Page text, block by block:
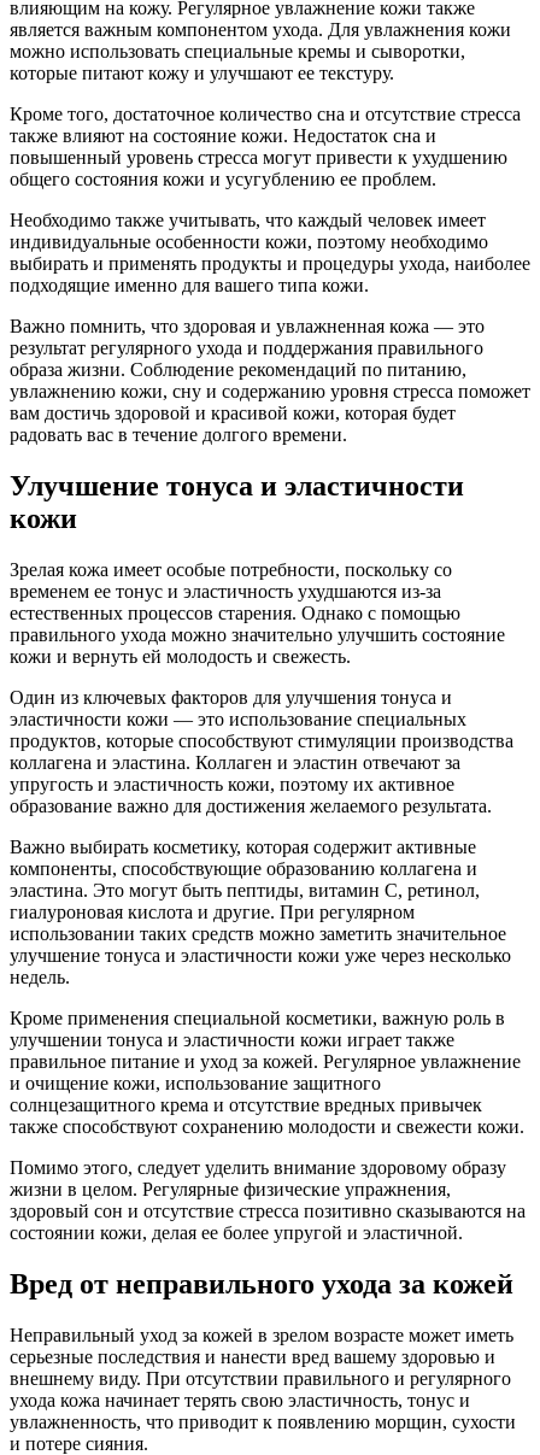
влияющим на кожу. Регулярное увлажнение кожи также
является важным компонентом ухода. Для увлажнения кожи
можно использовать специальные кремы и сыворотки,
которые питают кожу и улучшают ее текстуру.
Кроме того, достаточное количество сна и отсутствие стресса
также влияют на состояние кожи. Недостаток сна и
повышенный уровень стресса могут привести к ухудшению
общего состояния кожи и усугублению ее проблем.
Необходимо также учитывать, что каждый человек имеет
индивидуальные особенности кожи, поэтому необходимо
выбирать и применять продукты и процедуры ухода, наиболее
подходящие именно для вашего типа кожи.
Важно помнить, что здоровая и увлажненная кожа — это
результат регулярного ухода и поддержания правильного
образа жизни. Соблюдение рекомендаций по питанию,
увлажнению кожи, сну и содержанию уровня стресса поможет
вам достичь здоровой и красивой кожи, которая будет
радовать вас в течение долгого времени.
Улучшение тонуса и эластичности
кожи
Зрелая кожа имеет особые потребности, поскольку со
временем ее тонус и эластичность ухудшаются из-за
естественных процессов старения. Однако с помощью
правильного ухода можно значительно улучшить состояние
кожи и вернуть ей молодость и свежесть.
Один из ключевых факторов для улучшения тонуса и
эластичности кожи — это использование специальных
продуктов, которые способствуют стимуляции производства
коллагена и эластина. Коллаген и эластин отвечают за
упругость и эластичность кожи, поэтому их активное
образование важно для достижения желаемого результата.
Важно выбирать косметику, которая содержит активные
компоненты, способствующие образованию коллагена и
эластина. Это могут быть пептиды, витамин С, ретинол,
гиалуроновая кислота и другие. При регулярном
использовании таких средств можно заметить значительное
улучшение тонуса и эластичности кожи уже через несколько
недель.
Кроме применения специальной косметики, важную роль в
улучшении тонуса и эластичности кожи играет также
правильное питание и уход за кожей. Регулярное увлажнение
и очищение кожи, использование защитного
солнцезащитного крема и отсутствие вредных привычек
также способствуют сохранению молодости и свежести кожи.
Помимо этого, следует уделить внимание здоровому образу
жизни в целом. Регулярные физические упражнения,
здоровый сон и отсутствие стресса позитивно сказываются на
состоянии кожи, делая ее более упругой и эластичной.
Вред от неправильного ухода за кожей
Неправильный уход за кожей в зрелом возрасте может иметь
серьезные последствия и нанести вред вашему здоровью и
внешнему виду. При отсутствии правильного и регулярного
ухода кожа начинает терять свою эластичность, тонус и
увлажненность, что приводит к появлению морщин, сухости
и потере сияния.